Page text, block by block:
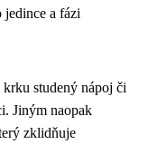
jedince a fázi
studený nápoj či
Jiným naopak
zklidňuje